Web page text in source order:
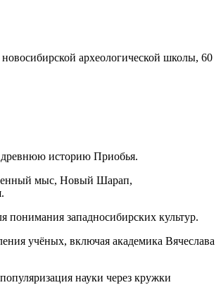
археологической школы, 60
древнюю историю Приобья.
мыс, Новый Шарап,
понимания западносибирских культур.
учёных, включая академика Вячеслава
науки через кружки